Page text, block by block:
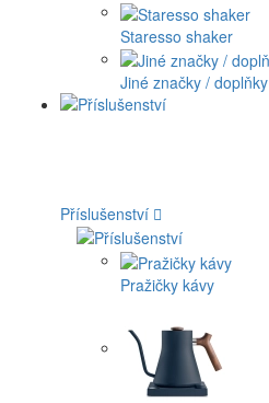
Staresso shaker
Jiné značky / doplňky
Příslušenství
Pražičky kávy